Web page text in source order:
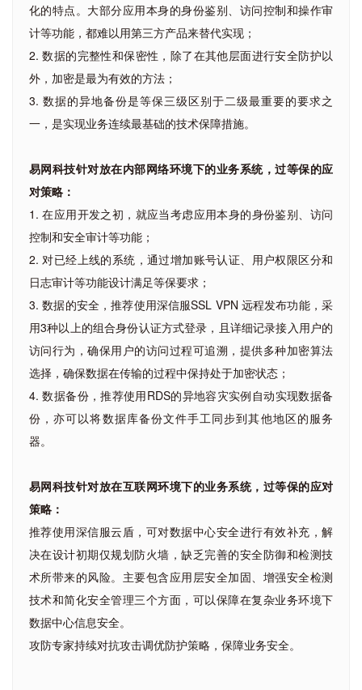
化的特点。大部分应用本身的身份鉴别、访问控制和操作审
计等功能，都难以用第三方产品来替代实现；
2. 数据的完整性和保密性，除了在其他层面进行安全防护以
外，加密是最为有效的方法；
3. 数据的异地备份是等保三级区别于二级最重要的要求之
一，是实现业务连续最基础的技术保障措施。
易网科技针对放在内部网络环境下的业务系统，过等保的应
对策略：
1. 在应用开发之初，就应当考虑应用本身的身份鉴别、访问
控制和安全审计等功能；
2. 对已经上线的系统，通过增加账号认证、用户权限区分和
日志审计等功能设计满足等保要求；
3. 数据的安全，推荐使用深信服SSL VPN 远程发布功能，采
用3种以上的组合身份认证方式登录，且详细记录接入用户的
访问行为，确保用户的访问过程可追溯，提供多种加密算法
选择，确保数据在传输的过程中保持处于加密状态；
4. 数据备份，推荐使用RDS的异地容灾实例自动实现数据备
份，亦可以将数据库备份文件手工同步到其他地区的服务
器。
易网科技针对放在互联网环境下的业务系统，过等保的应对
策略：
推荐使用深信服云盾，可对数据中心安全进行有效补充，解
决在设计初期仅规划防火墙，缺乏完善的安全防御和检测技
术所带来的风险。主要包含应用层安全加固、增强安全检测
技术和简化安全管理三个方面，可以保障在复杂业务环境下
数据中心信息安全。
攻防专家持续对抗攻击调优防护策略，保障业务安全。